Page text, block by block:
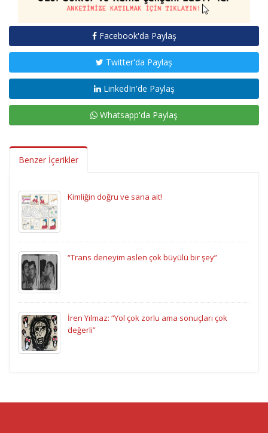
Facebook'da Paylaş
Twitter'da Paylaş
LinkedIn'de Paylaş
Whatsapp'da Paylaş
Benzer İçerikler
Kimliğin doğru ve sana ait!
“Trans deneyim aslen çok büyülü bir şey”
İren Yılmaz: “Yol çok zorlu ama sonuçları çok
değerli”